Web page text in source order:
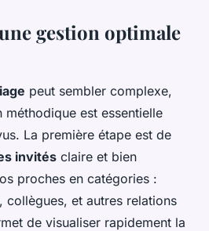
gestion optimale
peut sembler complexe,
méthodique est essentielle
La première étape est de
invités claire et bien
proches en catégories :
collègues, et autres relations
de visualiser rapidement la